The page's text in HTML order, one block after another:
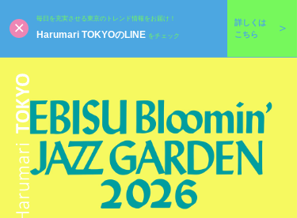
毎日を充実させる東京のトレンド情報をお届け！
Harumari TOKYOのLINE をチェック
詳しくは
こちら